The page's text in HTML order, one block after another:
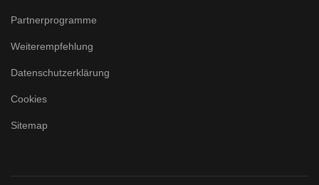
Partnerprogramme
Weiterempfehlung
Datenschutzerklärung
Cookies
Sitemap